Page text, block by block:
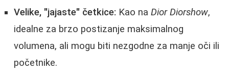
Velike, "jajaste" četkice: Kao na Dior Diorshow,
idealne za brzo postizanje maksimalnog
volumena, ali mogu biti nezgodne za manje oči ili
početnike.